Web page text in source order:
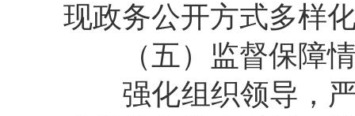
现政务公开方式多样
（五）监督保障
强化组织领导，严